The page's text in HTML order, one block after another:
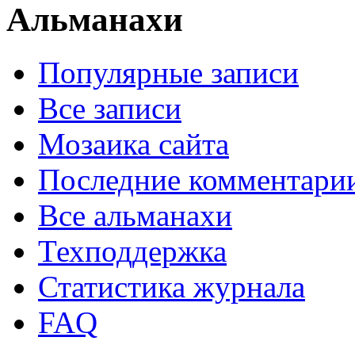
Альманахи
Популярные записи
Все записи
Мозаика сайта
Последние
Все альманахи
Техподдержка
Статистика журнала
FAQ